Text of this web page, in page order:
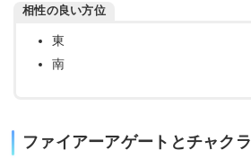
相性の良い方位
東
南
ファイアーアゲートとチャクラ